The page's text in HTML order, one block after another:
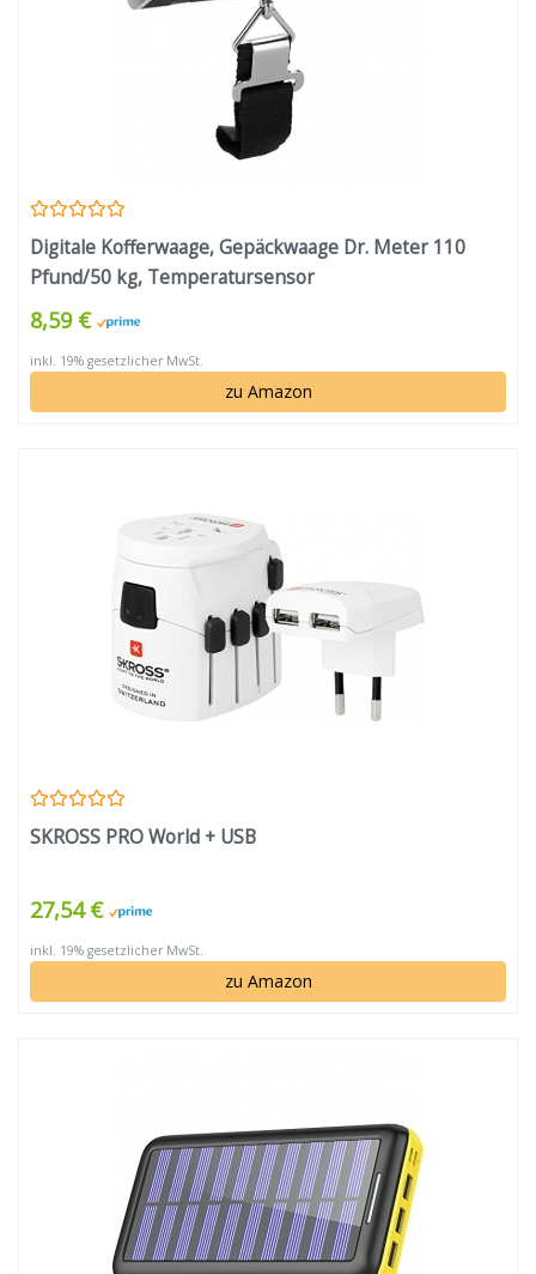
Digitale Kofferwaage, Gepäckwaage Dr. Meter 110
Pfund/50 kg, Temperatursensor
8,59 €
inkl. 19% gesetzlicher MwSt.
zu Amazon
SKROSS PRO World + USB
27,54 €
inkl. 19% gesetzlicher MwSt.
zu Amazon